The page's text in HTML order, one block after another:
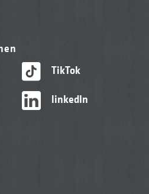
TikTok
linkedIn